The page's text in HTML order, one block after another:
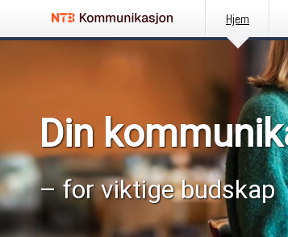
Hjem
Din
– for viktige budskap